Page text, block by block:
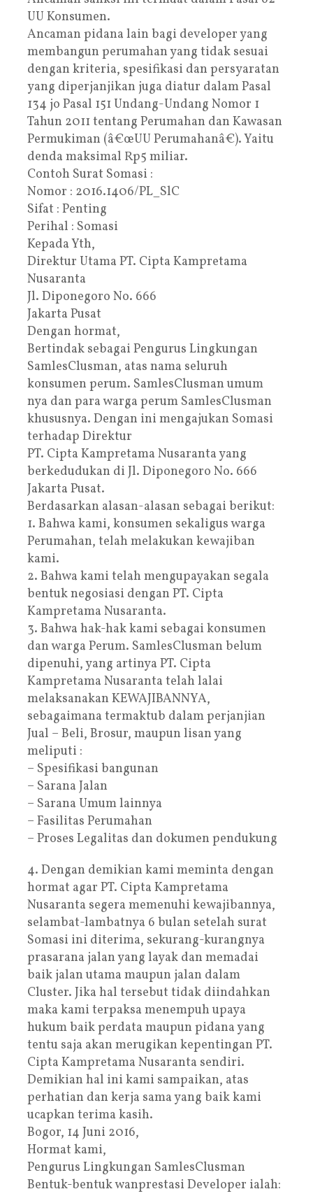
UU Konsumen.
Ancaman pidana lain bagi developer yang
membangun perumahan yang tidak sesuai
dengan kriteria, spesifikasi dan persyaratan
yang diperjanjikan juga diatur dalam Pasal
134 jo Pasal 151 Undang-Undang Nomor 1
Tahun 2011 tentang Perumahan dan Kawasan
Permukiman (â€œUU Perumahanâ€). Yaitu
denda maksimal Rp5 miliar.
Contoh Surat Somasi :
Nomor : 2016.1406/PL_SlC
Sifat : Penting
Perihal : Somasi
Kepada Yth,
Direktur Utama PT. Cipta Kampretama
Nusaranta
Jl. Diponegoro No. 666
Jakarta Pusat
Dengan hormat,
Bertindak sebagai Pengurus Lingkungan
SamlesClusman, atas nama seluruh
konsumen perum. SamlesClusman umum
nya dan para warga perum SamlesClusman
khususnya. Dengan ini mengajukan Somasi
terhadap Direktur
PT. Cipta Kampretama Nusaranta yang
berkedudukan di Jl. Diponegoro No. 666
Jakarta Pusat.
Berdasarkan alasan-alasan sebagai berikut:
1. Bahwa kami, konsumen sekaligus warga
Perumahan, telah melakukan kewajiban
kami.
2. Bahwa kami telah mengupayakan segala
bentuk negosiasi dengan PT. Cipta
Kampretama Nusaranta.
3. Bahwa hak-hak kami sebagai konsumen
dan warga Perum. SamlesClusman belum
dipenuhi, yang artinya PT. Cipta
Kampretama Nusaranta telah lalai
melaksanakan KEWAJIBANNYA,
sebagaimana termaktub dalam perjanjian
Jual – Beli, Brosur, maupun lisan yang
meliputi :
– Spesifikasi bangunan
– Sarana Jalan
– Sarana Umum lainnya
– Fasilitas Perumahan
– Proses Legalitas dan dokumen pendukung
4. Dengan demikian kami meminta dengan
hormat agar PT. Cipta Kampretama
Nusaranta segera memenuhi kewajibannya,
selambat-lambatnya 6 bulan setelah surat
Somasi ini diterima, sekurang-kurangnya
prasarana jalan yang layak dan memadai
baik jalan utama maupun jalan dalam
Cluster. Jika hal tersebut tidak diindahkan
maka kami terpaksa menempuh upaya
hukum baik perdata maupun pidana yang
tentu saja akan merugikan kepentingan PT.
Cipta Kampretama Nusaranta sendiri.
Demikian hal ini kami sampaikan, atas
perhatian dan kerja sama yang baik kami
ucapkan terima kasih.
Bogor, 14 Juni 2016,
Hormat kami,
Pengurus Lingkungan SamlesClusman
Bentuk-bentuk wanprestasi Developer ialah: